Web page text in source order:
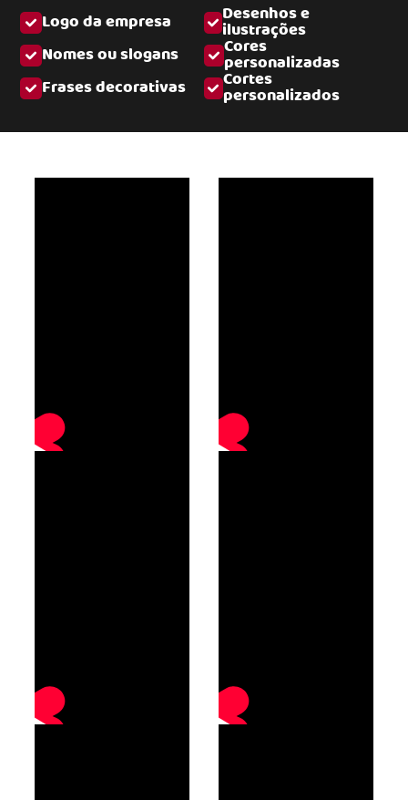
Logo da empresa Desenhos e
ilustrações
Nomes ou slogans
Cores
personalizadas
Frases decorativas
Cortes
personalizados